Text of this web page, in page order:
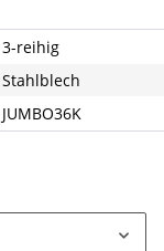
3-reihig
Stahlblech
JUMBO36K